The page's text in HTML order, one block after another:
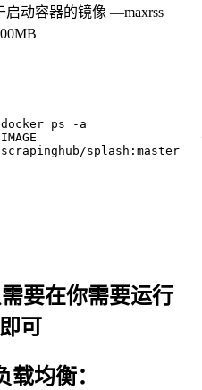
启动容器的镜像 —maxrss
ps -a
IMAGE
splash:master
要在你需要运行
可
均衡：